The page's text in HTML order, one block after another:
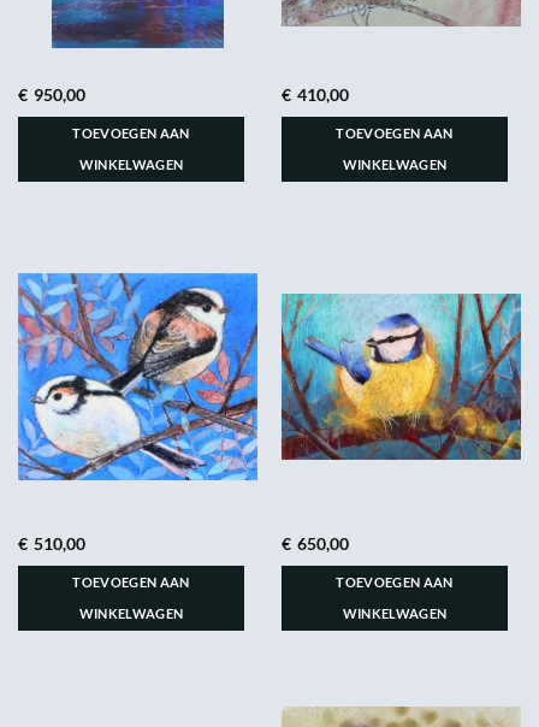
€ 950,00
TOEVOEGEN AAN
WINKELWAGEN
€ 410,00
TOEVOEGEN AAN
WINKELWAGEN
€ 510,00
TOEVOEGEN AAN
WINKELWAGEN
€ 650,00
TOEVOEGEN AAN
WINKELWAGEN